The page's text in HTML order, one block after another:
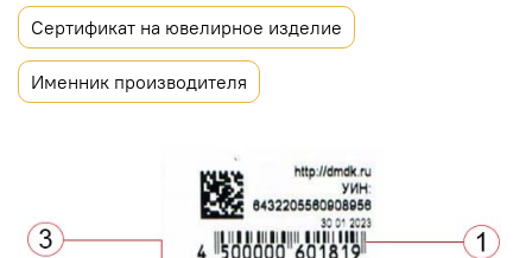
Сертификат на ювелирное изделие
Именник производителя